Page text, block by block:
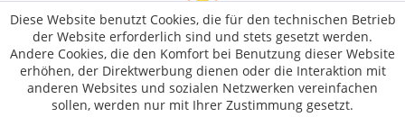
Diese Website benutzt Cookies, die für den technischen Betrieb
der Website erforderlich sind und stets gesetzt werden.
Andere Cookies, die den Komfort bei Benutzung dieser Website
erhöhen, der Direktwerbung dienen oder die Interaktion mit
anderen Websites und sozialen Netzwerken vereinfachen
sollen, werden nur mit Ihrer Zustimmung gesetzt.